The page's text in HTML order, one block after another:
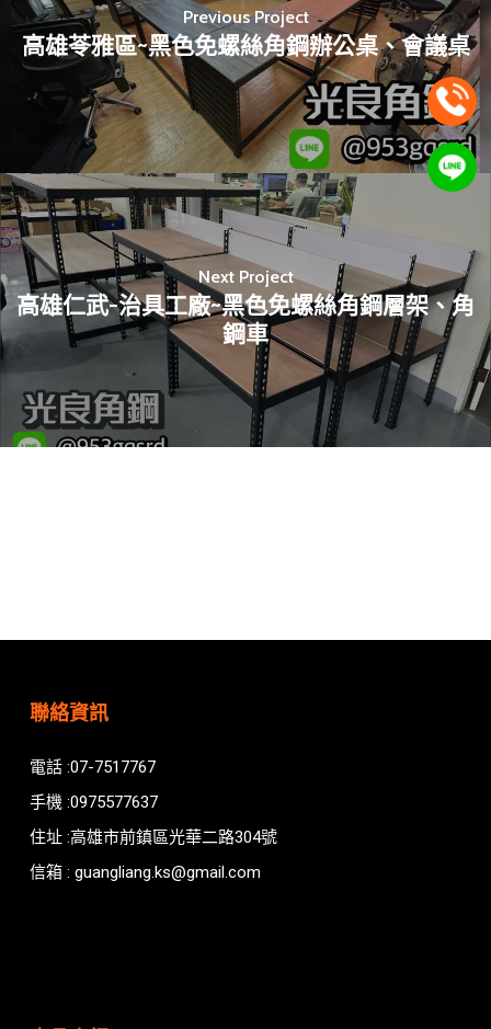
Previous Project
高雄苓雅區~黑色免螺絲角鋼辦公桌、會議桌
Next Project
高雄仁武-治具工廠~黑色免螺絲角鋼層架、角
鋼車
聯絡資訊
電話 :07-7517767
手機 :0975577637
住址 :高雄市前鎮區光華二路304號
信箱 : guangliang.ks@gmail.com